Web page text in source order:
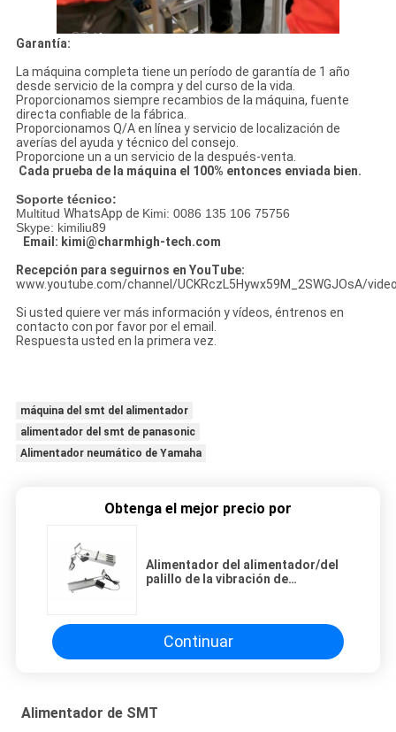
Garantía:
La máquina completa tiene un período de garantía de 1 año
desde servicio de la compra y del curso de la vida.
Proporcionamos siempre recambios de la máquina, fuente
directa confiable de la fábrica.
Proporcionamos Q/A en línea y servicio de localización de
averías del ayuda y técnico del consejo.
Proporcione un a un servicio de la después-venta.
Cada prueba de la máquina el 100% entonces enviada bien.
Soporte técnico:
Multitud WhatsApp de Kimi: 0086 135 106 75756
Skype: kimiliu89
Email: kimi@charmhigh-tech.com
Recepción para seguirnos en YouTube:
www.youtube.com/channel/UCKRczL5Hywx59M_2SWGJOsA/
Si usted quiere ver más información y vídeos, éntrenos en
contacto con por favor por el email.
Respuesta usted en la primera vez.
máquina del smt del alimentador
alimentador del smt de panasonic
Alimentador neumático de Yamaha
Obtenga el mejor precio por
Alimentador del alimentador/del
palillo de la vibración de
Continuar
Alimentador de SMT